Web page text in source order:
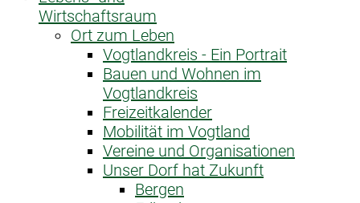
Wirtschaftsraum
Ort zum Leben
Vogtlandkreis - Ein Portrait
Bauen und Wohnen im
Vogtlandkreis
Freizeitkalender
Mobilität im Vogtland
Vereine und Organisationen
Unser Dorf hat Zukunft
Bergen